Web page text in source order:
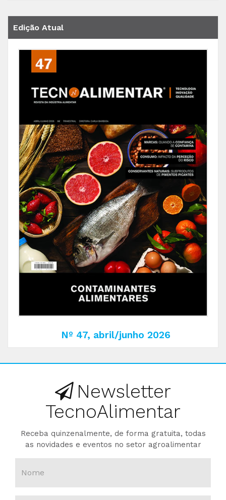
Edição Atual
Nº 47, abril/junho 2026
Newsletter
TecnoAlimentar
Receba quinzenalmente, de forma gratuita, todas
as novidades e eventos no setor agroalimentar